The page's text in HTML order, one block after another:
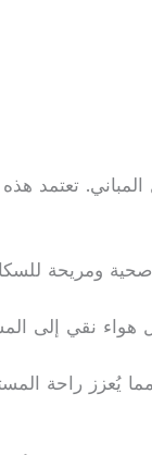
تعتمد هذه
صحية ومريحة
نقي إلى
يُعزز راحة